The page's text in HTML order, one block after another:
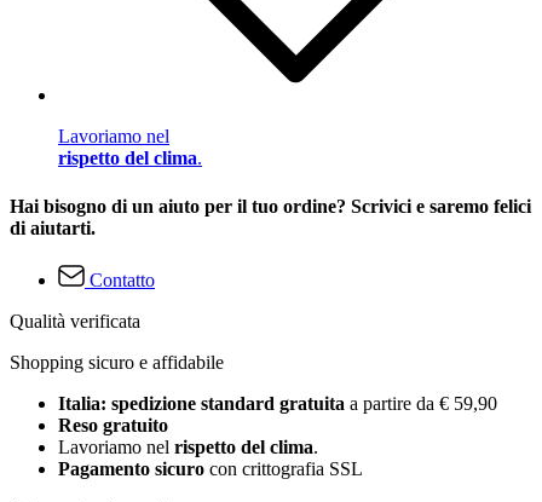
Lavoriamo nel
rispetto del clima.
Hai bisogno di un aiuto per il tuo ordine? Scrivici e saremo felici
di aiutarti.
Contatto
Qualità verificata
Shopping sicuro e affidabile
Italia: spedizione standard gratuita a partire da € 59,90
Reso gratuito
Lavoriamo nel rispetto del clima.
Pagamento sicuro con crittografia SSL